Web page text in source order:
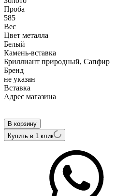
Проба
585
Вес
Цвет металла
Белый
Камень-вставка
Бриллиант природный, Сапфир
Бренд
не указан
Вcтавка
Адрес магазина
В корзину
Купить в 1 клик